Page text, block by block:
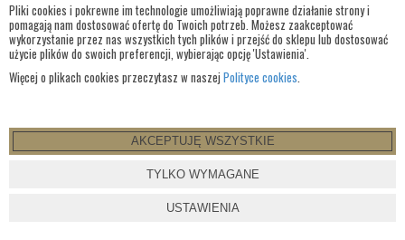
Pliki cookies i pokrewne im technologie umożliwiają poprawne działanie strony i
pomagają nam dostosować ofertę do Twoich potrzeb. Możesz zaakceptować
wykorzystanie przez nas wszystkich tych plików i przejść do sklepu lub dostosować
użycie plików do swoich preferencji, wybierając opcję 'Ustawienia'.
Więcej o plikach cookies przeczytasz w naszej Polityce cookies.
AKCEPTUJĘ WSZYSTKIE
TYLKO WYMAGANE
USTAWIENIA
© WSZELKIE PRAWA ZASTRZEŻONE 2017 |PIELEGNACJAAUT.PL